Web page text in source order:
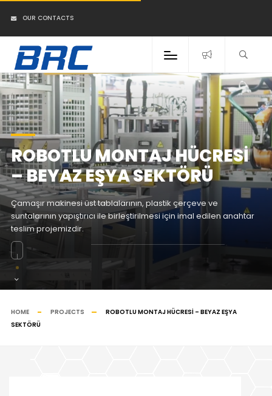
OUR CONTACTS
ROBOTLU MONTAJ HÜCRESI
– BEYAZ EŞYA SEKTÖRÜ
Çamaşır makinesi üst tablalarının, plastik çerçeve ve
suntalarının yapıştırıcı ile birleştirilmesi için imal edilen anahtar
teslim projemizdir.
HOME PROJECTS
ROBOTLU MONTAJ HÜCRESI – BEYAZ EŞYA
SEKTÖRÜ